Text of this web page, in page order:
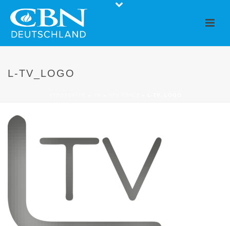
L-TV_LOGO